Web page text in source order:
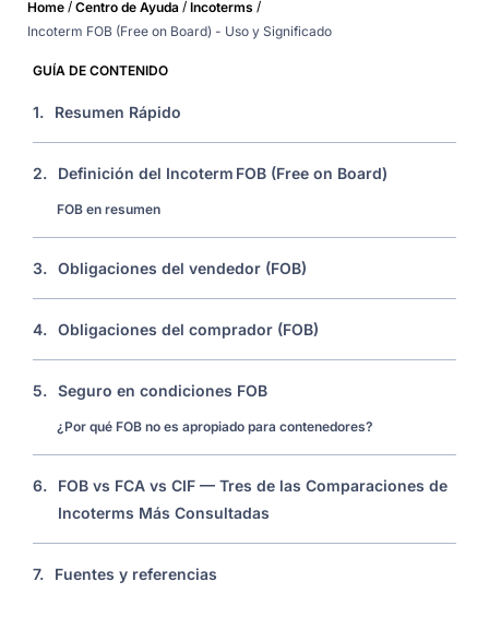
Home / Centro de Ayuda / Incoterms /
Incoterm FOB (Free on Board) - Uso y Significado
GUÍA DE CONTENIDO
1. Resumen Rápido
2. Definición del Incoterm FOB (Free on Board)
FOB en resumen
3. Obligaciones del vendedor (FOB)
4. Obligaciones del comprador (FOB)
5. Seguro en condiciones FOB
¿Por qué FOB no es apropiado para contenedores?
6.
FOB vs FCA vs CIF — Tres de las Comparaciones de
Incoterms Más Consultadas
7. Fuentes y referencias